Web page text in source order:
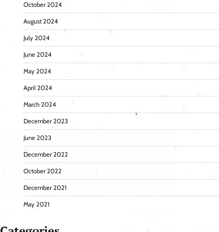
October 2024
August 2024
July 2024
June 2024
May 2024
April 2024
March 2024
December 2023
June 2023
December 2022
October 2022
December 2021
May 2021